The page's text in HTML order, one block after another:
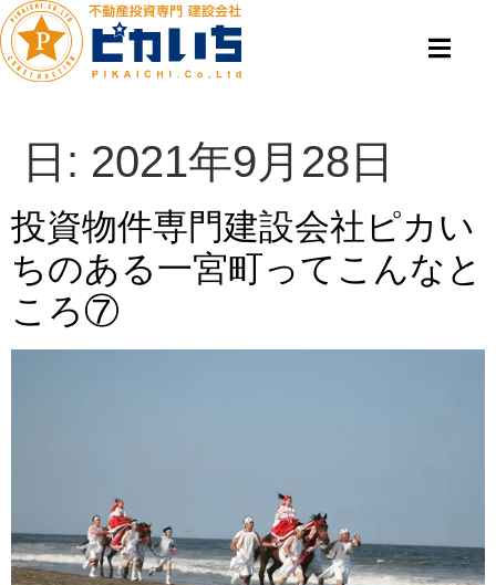
日: 2021年9月28日
投資物件専門建設会社ピカい
ちのある一宮町ってこんなと
ころ⑦